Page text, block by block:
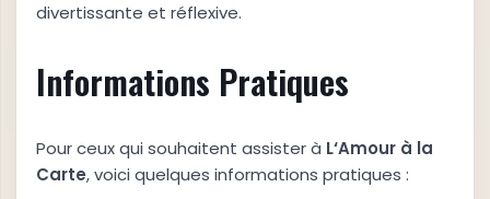
divertissante et réflexive.
Informations Pratiques
Pour ceux qui souhaitent assister à L‘Amour à la
Carte, voici quelques informations pratiques :